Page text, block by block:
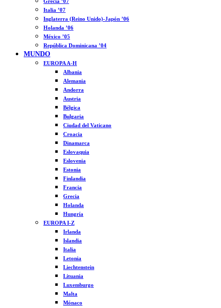
Italia ’07
Inglaterra (Reino Unido)-Japón ’06
Holanda ’06
México ’05
República Dominicana ’04
MUNDO
EUROPA A-H
Albania
Alemania
Andorra
Austria
Bélgica
Bulgaria
Ciudad del Vaticano
Croacia
Dinamarca
Eslovaquia
Eslovenia
Estonia
Finlandia
Francia
Grecia
Holanda
Hungría
EUROPA I-Z
Irlanda
Islandia
Italia
Letonia
Liechtenstein
Lituania
Luxemburgo
Malta
Mónaco